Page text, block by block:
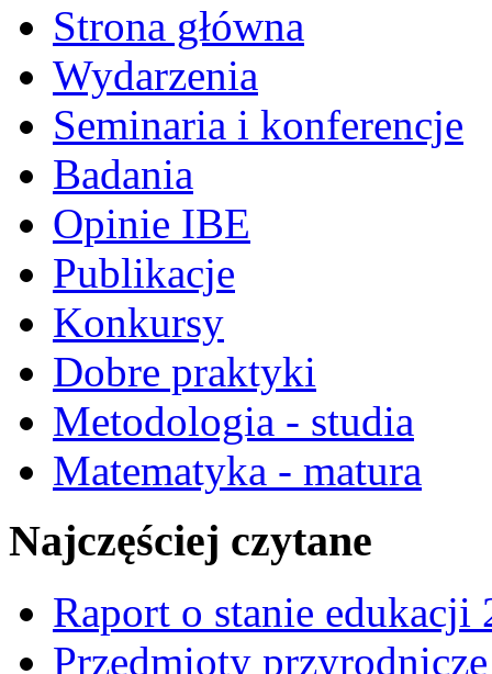
Strona główna
Wydarzenia
Seminaria i konferencje
Badania
Opinie IBE
Publikacje
Konkursy
Dobre praktyki
Metodologia - studia
Matematyka - matura
Najczęściej czytane
Raport o stanie edukacji
Przedmioty